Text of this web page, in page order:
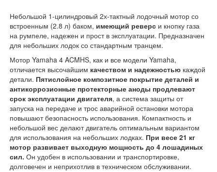
Небольшой 1-цилиндровый 2х-тактный лодочный мотор со
встроенным (2.8 л) баком, имеющий реверс и кнопку газа
на румпеле, надежен и прост в эксплуатации. Предназначен
для небольших лодок со стандартным транцем.
Мотор Yamaha 4 ACMHS, как и все модели Yamaha,
отличается высочайшим качеством и надежностью каждой
детали. Пятислойное композитное покрытие деталей и
антикоррозионные протекторные аноды продлевают
срок эксплуатации двигателя, а система защиты от
запуска на передаче и трос аварийной остановки мотора
повышают безопасность использования. Компактность и
небольшой вес делают двигатель оптимальным вариантом
для использования на небольших лодках. При весе 21 кг
мотор развивает выходную мощность до 4 лошадиных
сил. Он удобен в использовании и транспортировке,
долговечен и неприхотлив в техническом обслуживании.